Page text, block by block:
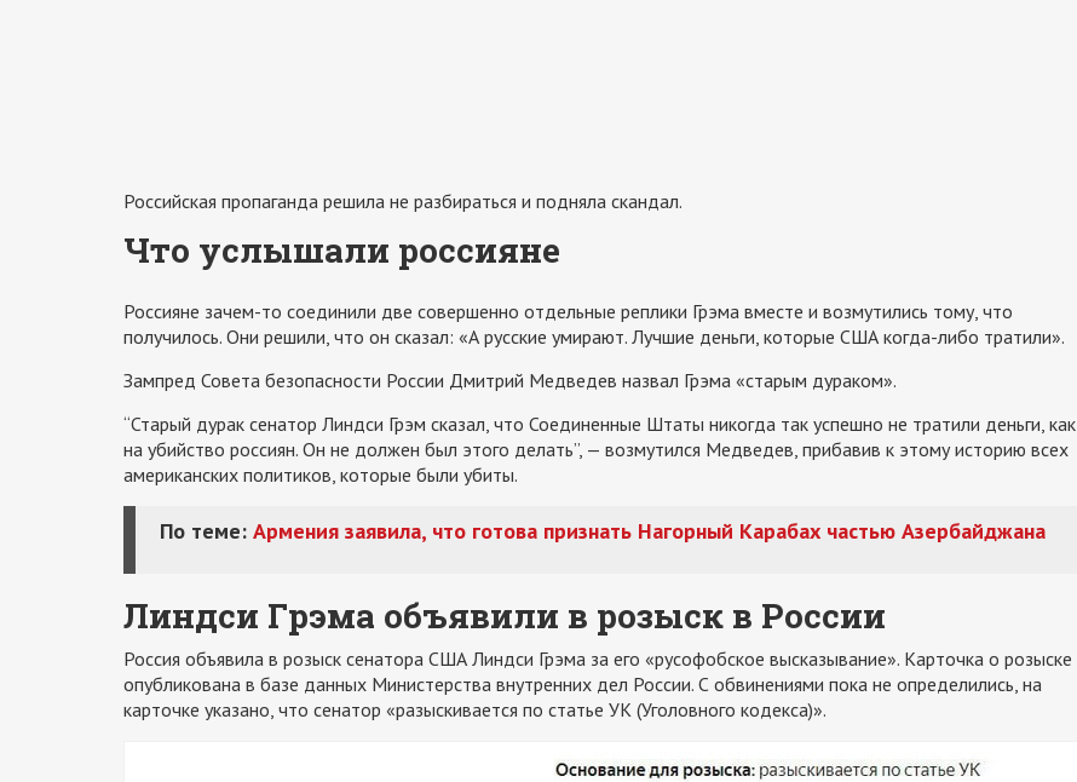
Российская пропаганда решила не разбираться и подняла скандал.
Что услышали россияне
Россияне зачем-то соединили две совершенно отдельные реплики Грэма вместе и возмутились тому, что
получилось. Они решили, что он сказал: «А русские умирают. Лучшие деньги, которые США когда-либо тратили».
Зампред Совета безопасности России Дмитрий Медведев назвал Грэма «старым дураком».
“Старый дурак сенатор Линдси Грэм сказал, что Соединенные Штаты никогда так успешно не тратили деньги, как
на убийство россиян. Он не должен был этого делать”, — возмутился Медведев, прибавив к этому историю всех
американских политиков, которые были убиты.
По теме: Армения заявила, что готова признать Нагорный Карабах частью Азербайджана
Линдси Грэма объявили в розыск в России
Россия объявила в розыск сенатора США Линдси Грэма за его «русофобское высказывание». Карточка о розыске
опубликована в базе данных Министерства внутренних дел России. С обвинениями пока не определились, на
карточке указано, что сенатор «разыскивается по статье УК (Уголовного кодекса)».